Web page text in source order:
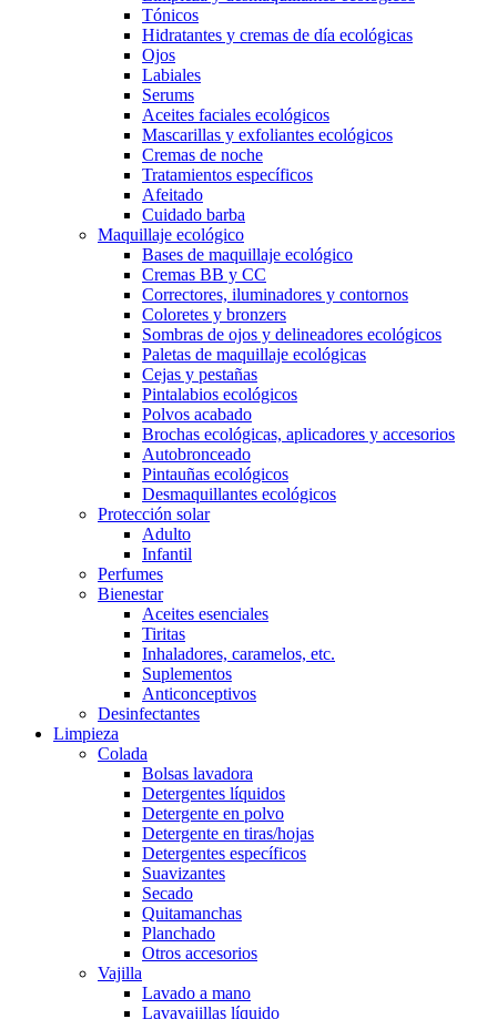
Tónicos
Hidratantes y cremas de día ecológicas
Ojos
Labiales
Serums
Aceites faciales ecológicos
Mascarillas y exfoliantes ecológicos
Cremas de noche
Tratamientos específicos
Afeitado
Cuidado barba
Maquillaje ecológico
Bases de maquillaje ecológico
Cremas BB y CC
Correctores, iluminadores y contornos
Coloretes y bronzers
Sombras de ojos y delineadores ecológicos
Paletas de maquillaje ecológicas
Cejas y pestañas
Pintalabios ecológicos
Polvos acabado
Brochas ecológicas, aplicadores y accesorios
Autobronceado
Pintauñas ecológicos
Desmaquillantes ecológicos
Protección solar
Adulto
Infantil
Perfumes
Bienestar
Aceites esenciales
Tiritas
Inhaladores, caramelos, etc.
Suplementos
Anticonceptivos
Desinfectantes
Limpieza
Colada
Bolsas lavadora
Detergentes líquidos
Detergente en polvo
Detergente en tiras/hojas
Detergentes específicos
Suavizantes
Secado
Quitamanchas
Planchado
Otros accesorios
Vajilla
Lavado a mano
Lavavajillas líquido